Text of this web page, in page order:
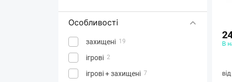
Особливості
захищені 19
ігрові 2
ігрові + захищені 7
В
від